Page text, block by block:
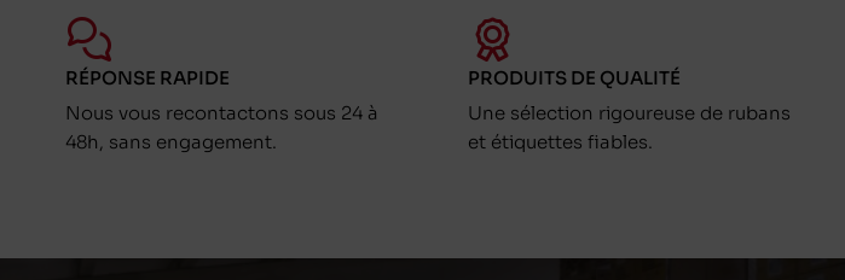
RÉPONSE RAPIDE
Nous vous recontactons sous 24 à
48h, sans engagement.
PRODUITS DE QUALITÉ
Une sélection rigoureuse de rubans
et étiquettes fiables.